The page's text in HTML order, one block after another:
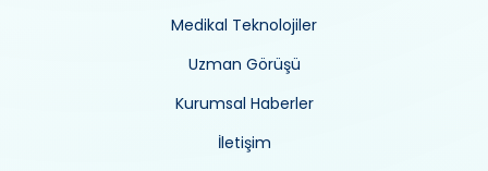
Medikal Teknolojiler
Uzman Görüşü
Kurumsal Haberler
İletişim